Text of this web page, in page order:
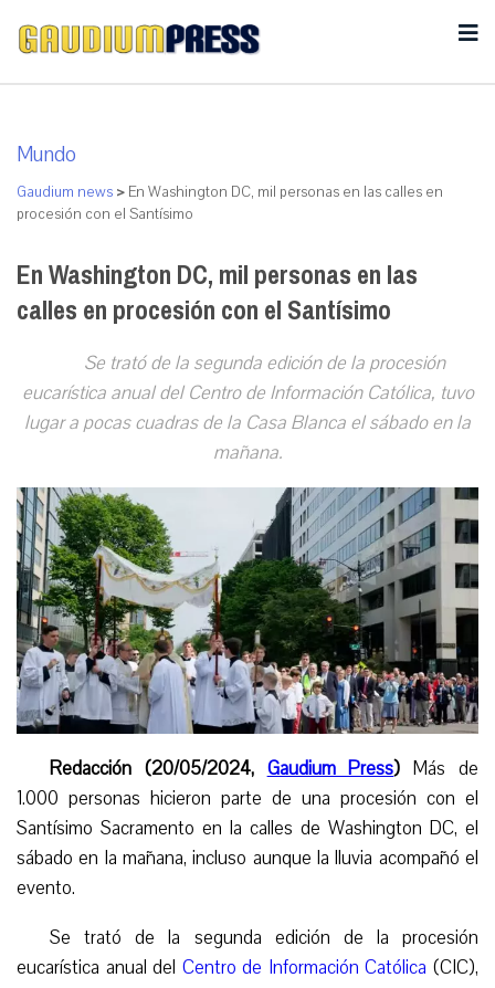
Mundo
Gaudium news > En Washington DC, mil personas en las calles en
procesión con el Santísimo
En Washington DC, mil personas en las
calles en procesión con el Santísimo
Se trató de la segunda edición de la procesión
eucarística anual del Centro de Información Católica, tuvo
lugar a pocas cuadras de la Casa Blanca el sábado en la
mañana.
Redacción (20/05/2024, Gaudium Press) Más de
1.000 personas hicieron parte de una procesión con el
Santísimo Sacramento en la calles de Washington DC, el
sábado en la mañana, incluso aunque la lluvia acompañó el
evento.
Se trató de la segunda edición de la procesión
eucarística anual del Centro de Información Católica (CIC),